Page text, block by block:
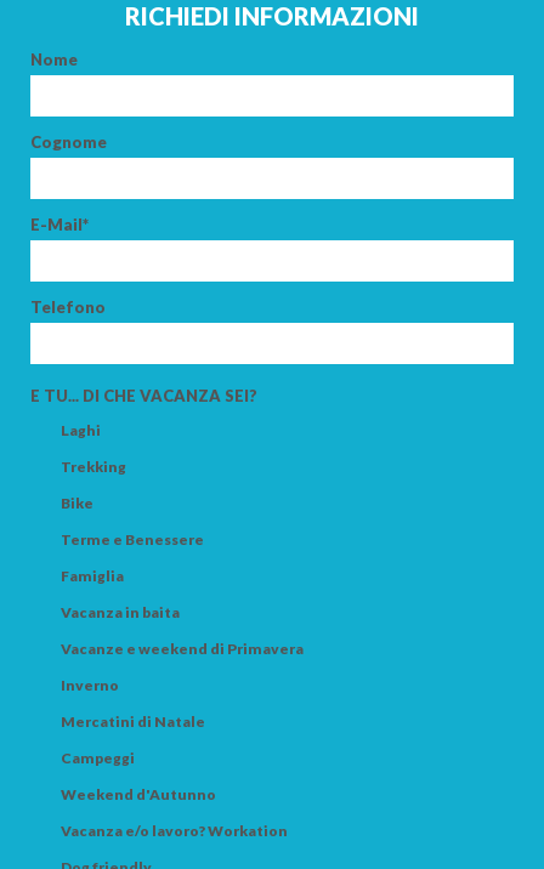
RICHIEDI INFORMAZIONI
Nome
Cognome
E-Mail*
Telefono
E TU... DI CHE VACANZA SEI?
Laghi
Trekking
Bike
Terme e Benessere
Famiglia
Vacanza in baita
Vacanze e weekend di Primavera
Inverno
Mercatini di Natale
Campeggi
Weekend d'Autunno
Vacanza e/o lavoro? Workation